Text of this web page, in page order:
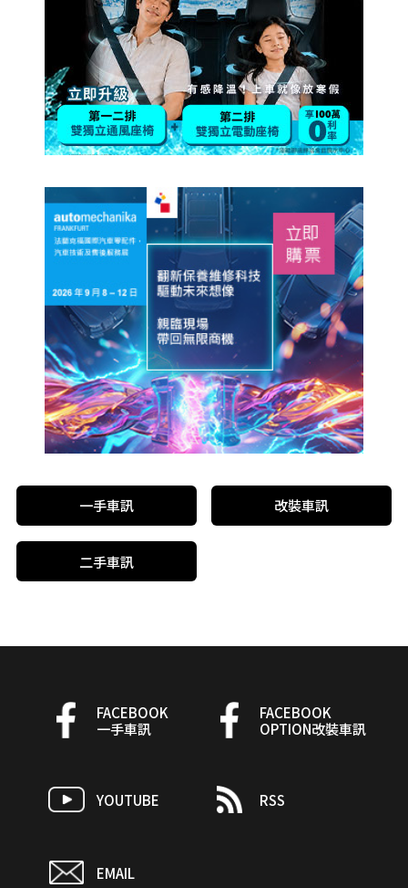
一手車訊 改裝車訊
二手車訊
FACEBOOK
一手車訊
FACEBOOK
OPTION改裝車訊
YOUTUBE RSS
EMAIL